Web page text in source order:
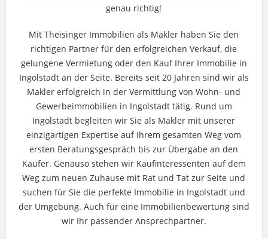
genau richtig!
Mit Theisinger Immobilien als Makler haben Sie den
richtigen Partner für den erfolgreichen Verkauf, die
gelungene Vermietung oder den Kauf Ihrer Immobilie in
Ingolstadt an der Seite. Bereits seit 20 Jahren sind wir als
Makler erfolgreich in der Vermittlung von Wohn- und
Gewerbeimmobilien in Ingolstadt tätig. Rund um
Ingolstadt begleiten wir Sie als Makler mit unserer
einzigartigen Expertise auf Ihrem gesamten Weg vom
ersten Beratungsgespräch bis zur Übergabe an den
Käufer. Genauso stehen wir Kaufinteressenten auf dem
Weg zum neuen Zuhause mit Rat und Tat zur Seite und
suchen für Sie die perfekte Immobilie in Ingolstadt und
der Umgebung. Auch für eine Immobilienbewertung sind
wir Ihr passender Ansprechpartner.